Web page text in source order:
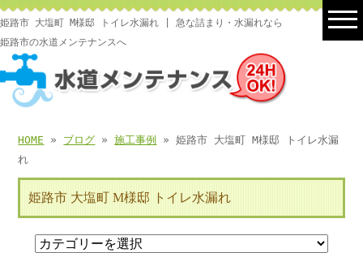
姫路市 大塩町 M様邸 トイレ水漏れ | 急な詰まり・水漏れなら
姫路市の水道メンテナンスへ
HOME » ブログ »施工事例
» 姫路市 大塩町 M様邸 トイレ水漏
れ
姫路市 大塩町 M様邸 トイレ水漏れ